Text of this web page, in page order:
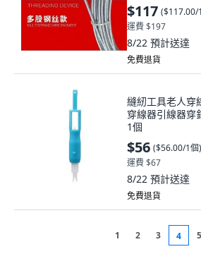
$117 ($117.00/
運費 $197
8/22 預計送達
免費退貨
縫紉工具老人穿
穿線器引線器穿
1個
$56 ($56.00/1個)
運費 $67
8/22 預計送達
免費退貨
1 2 3 4 5